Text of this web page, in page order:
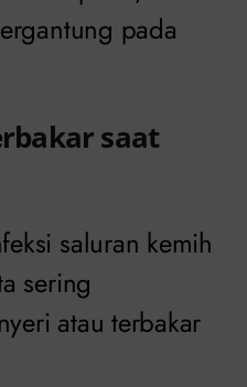
pada
saat
saluran kemih
sering
atau terbakar